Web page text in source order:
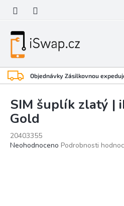
obsah
Objednávky Zásilkovnou
SIM šuplík zlatý |
Gold
20403355
Průměrné
Neohodnoceno Podrobnosti